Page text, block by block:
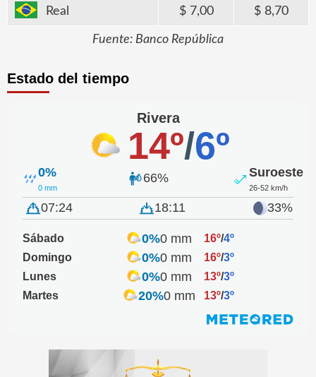
Real 7,00 8,70
Fuente: Banco República
Estado del tiempo
Rivera
14º/6º
0%
0 mm
66% Suroeste
26-52 km/h
07:24 18:11 33%
Sábado 0%0 mm 16º/4º
Domingo
0%0 mm 16º/3º
Lunes
0%0 mm 13º/3º
Martes
20%0 mm 13º/3º